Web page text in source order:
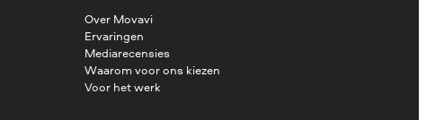
Over Movavi
Ervaringen
Mediarecensies
Waarom voor ons kiezen
Voor het werk